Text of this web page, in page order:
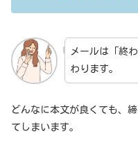
メールは「終
わります。
どんなに本文が良くても、
てしまいます。